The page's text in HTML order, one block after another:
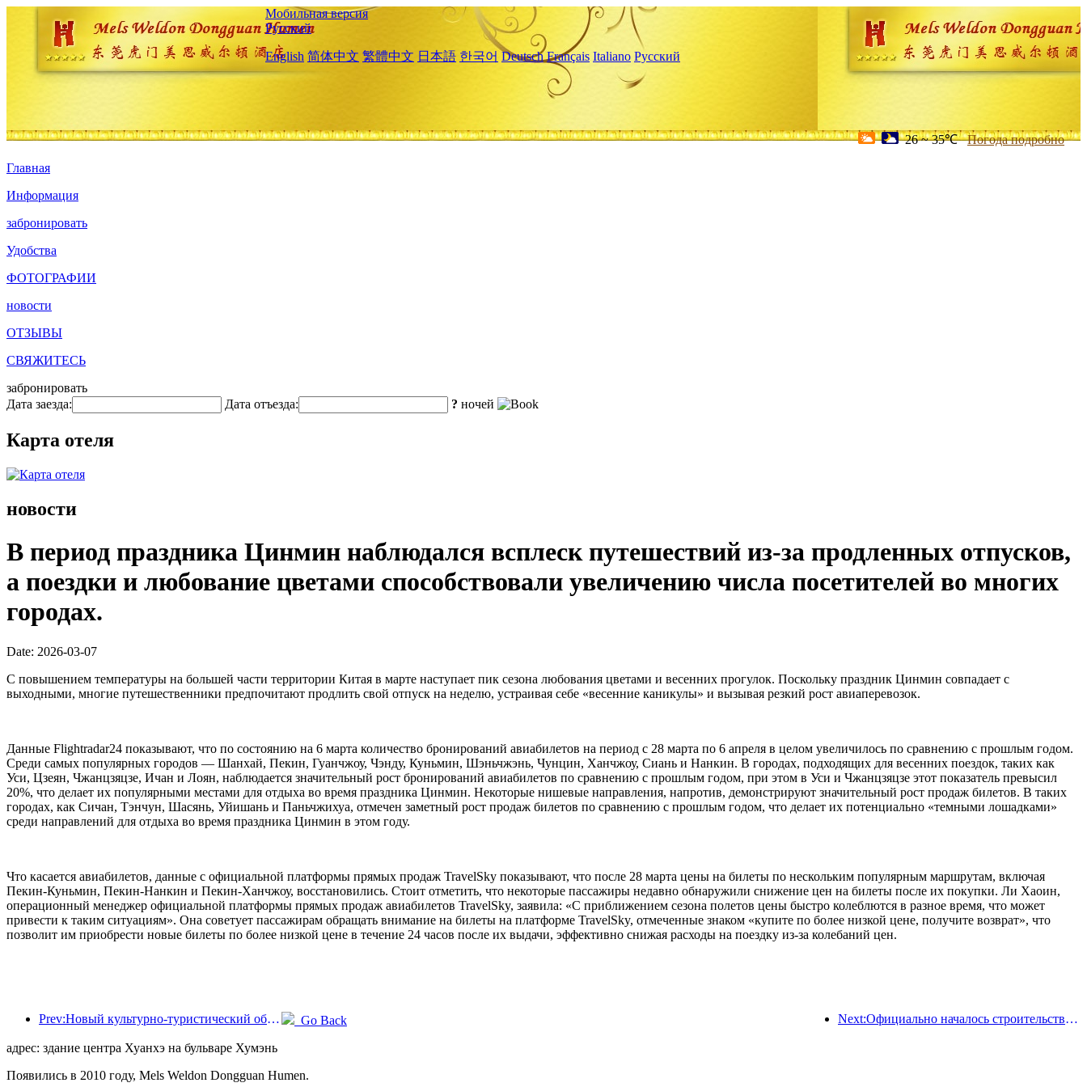
Мобильная версия
Русский
English 简体中文 繁體中文 日本語 한국어 Deutsch Français Italiano Русский
26 ~ 35℃ Погода подробно
Главная
Информация
забронировать
Удобства
ФОТОГРАФИИ
новости
ОТЗЫВЫ
СВЯЖИТЕСЬ
забронировать
Дата заезда:
Дата отъезда: ? ночей
Карта отеля
новости
В период праздника Цинмин наблюдался всплеск путешествий из-за продленных отпусков,
а поездки и любование цветами способствовали увеличению числа посетителей во многих
городах.
Date: 2026-03-07
С повышением температуры на большей части территории Китая в марте наступает пик сезона любования цветами и весенних прогулок. Поскольку праздник Цинмин совпадает с
выходными, многие путешественники предпочитают продлить свой отпуск на неделю, устраивая себе «весенние каникулы» и вызывая резкий рост авиаперевозок.
Данные Flightradar24 показывают, что по состоянию на 6 марта количество бронирований авиабилетов на период с 28 марта по 6 апреля в целом увеличилось по сравнению с прошлым годом.
Среди самых популярных городов — Шанхай, Пекин, Гуанчжоу, Чэнду, Куньмин, Шэньчжэнь, Чунцин, Ханчжоу, Сиань и Нанкин. В городах, подходящих для весенних поездок, таких как
Уси, Цзеян, Чжанцзяцзе, Ичан и Лоян, наблюдается значительный рост бронирований авиабилетов по сравнению с прошлым годом, при этом в Уси и Чжанцзяцзе этот показатель превысил
20%, что делает их популярными местами для отдыха во время праздника Цинмин. Некоторые нишевые направления, напротив, демонстрируют значительный рост продаж билетов. В таких
городах, как Сичан, Тэнчун, Шасянь, Уйишань и Паньчжихуа, отмечен заметный рост продаж билетов по сравнению с прошлым годом, что делает их потенциально «темными лошадками»
среди направлений для отдыха во время праздника Цинмин в этом году.
Что касается авиабилетов, данные с официальной платформы прямых продаж TravelSky показывают, что после 28 марта цены на билеты по нескольким популярным маршрутам, включая
Пекин-Куньмин, Пекин-Нанкин и Пекин-Ханчжоу, восстановились. Стоит отметить, что некоторые пассажиры недавно обнаружили снижение цен на билеты после их покупки. Ли Хаоин,
операционный менеджер официальной платформы прямых продаж авиабилетов TravelSky, заявила: «С приближением сезона полетов цены быстро колеблются в разное время, что может
привести к таким ситуациям». Она советует пассажирам обращать внимание на билеты на платформе TravelSky, отмеченные знаком «купите по более низкой цене, получите возврат», что
позволит им приобрести новые билеты по более низкой цене в течение 24 часов после их выдачи, эффективно снижая расходы на поездку из-за колебаний цен.
Prev:Новый культурно-туристический объект в центре Пекина, парк «Пиннакл», официально откроется в этом году. Next:Официально началось строительство жилого комплекса 'Сиань Цюйцзян Тайпинфан', общая площадь застройки которого составляет 137 000 квадратных метров.
Go Back
адрес: здание центра Хуанхэ на бульваре Хумэнь
Появились в 2010 году, Mels Weldon Dongguan Humen.